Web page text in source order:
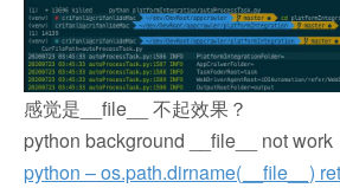
感觉是__file__ 不起效果？
python background __file__ not work
python – os.path.dirname(__file__)